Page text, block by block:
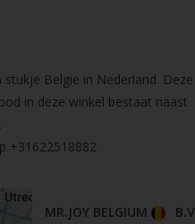
Belgie in Nederland. Deze
in deze winkel bestaat naast
+31622518882
MR.JOY BELGIUM
B.V